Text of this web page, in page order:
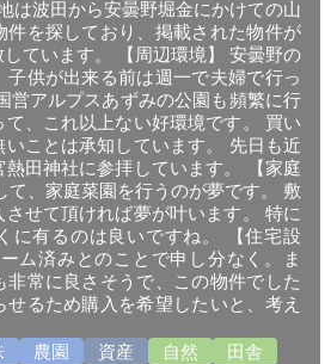
は波田から安曇野堀金にかけての山
件を探しており、掲載された物件が
ています。 【周辺環境】 安曇野の
子供が出来る前は週一で夫婦で行っ
営アルプスあずみの公園も頻繁に行
、これ以上ない好環境です。 買い
ことは承知しています。 先日も近
熱田神社に参拝しています。 【家庭
て、家庭菜園を行うのが夢です。 敷
せて頂ければ夢が叶います。 特に
に有るのは良いですね。 【住宅設
ム済みとのことで申し分なく。ま
非常に良さそうで、この物件でした
るため購入を希望したいと、考え
農園 資産 自然
田舎